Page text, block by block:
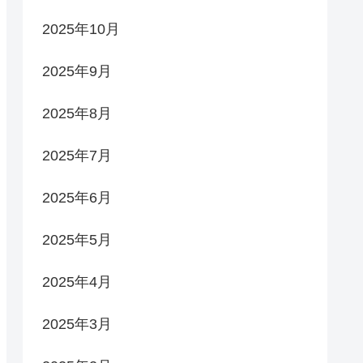
2025年10月
2025年9月
2025年8月
2025年7月
2025年6月
2025年5月
2025年4月
2025年3月